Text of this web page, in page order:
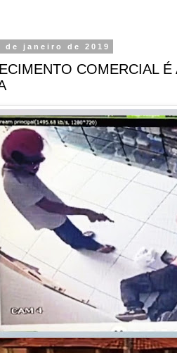
de janeiro de 2019
COMERCIAL